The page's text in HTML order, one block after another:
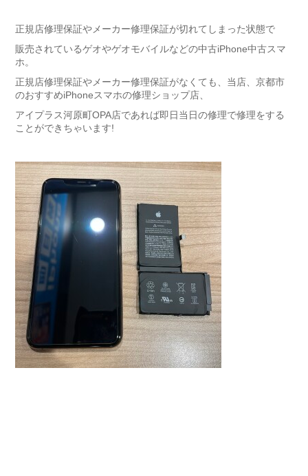
正規店修理保証やメーカー修理保証が切れてしまった状態で
販売されているゲオやゲオモバイルなどの中古iPhone中古スマ
ホ。
正規店修理保証やメーカー修理保証がなくても、当店、京都市
のおすすめiPhoneスマホの修理ショップ店、
アイプラス河原町OPA店であれば即日当日の修理で修理をする
ことができちゃいます!